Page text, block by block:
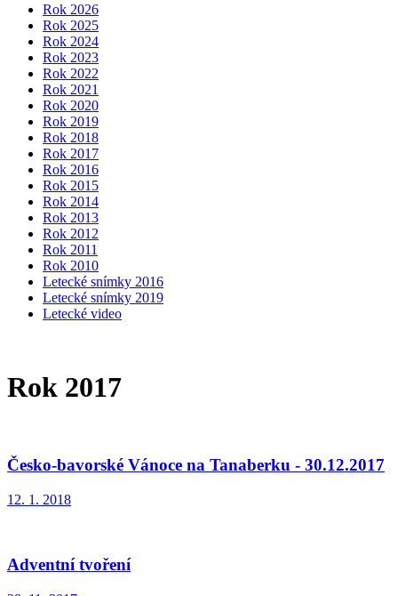
Rok 2026
Rok 2025
Rok 2024
Rok 2023
Rok 2022
Rok 2021
Rok 2020
Rok 2019
Rok 2018
Rok 2017
Rok 2016
Rok 2015
Rok 2014
Rok 2013
Rok 2012
Rok 2011
Rok 2010
Letecké snímky 2016
Letecké snímky 2019
Letecké video
Rok 2017
Česko-bavorské Vánoce na Tanaberku - 30.12.2017
12. 1. 2018
Adventní tvoření